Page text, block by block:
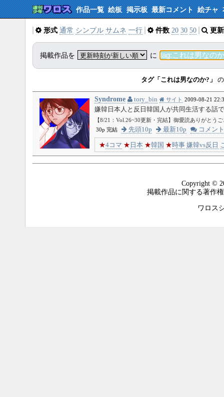
作品一覧 絵板 掲示板 最新コメント 絵チャ
形式 通常 シンプル サムネ 一行 件数 20 30 50 更
掲載作品を に
タグ「これは男なのか?」
Syndrome tory_bin サイト 2009-08-21
嫌韓日本人と反日韓国人が共同生活する話
【8/21：Vol.26~30更新・完結】御愛読ありがとう
30p 完結
先頭10p 最新10p コメント
★4コマ ★ 日本 ★韓国 ★時事 嫌韓vs反日
Copyright ©
掲載作品に関する著作
ワロス